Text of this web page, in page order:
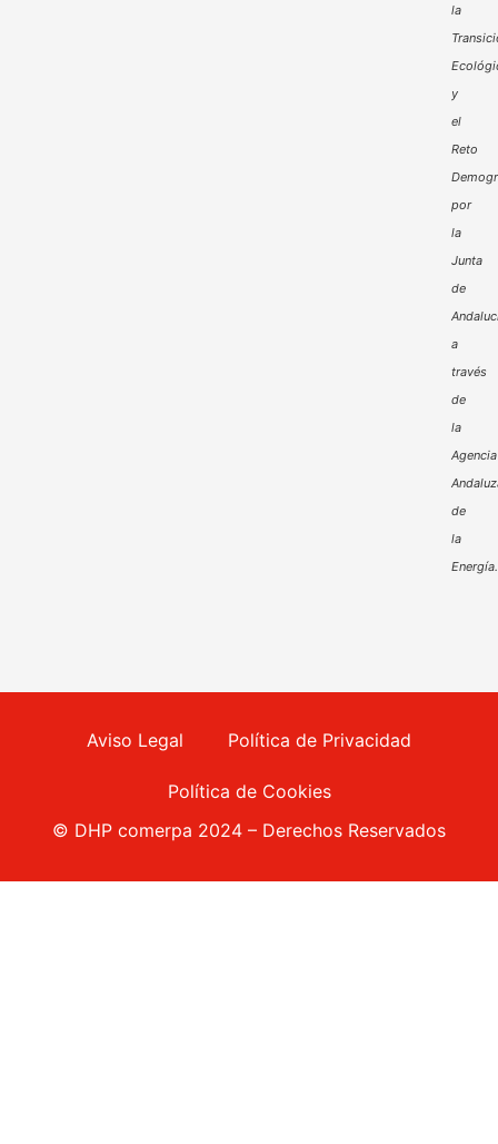
la
y
el
Reto
por
la
Junta
de
a
través
de
la
Agencia
de
la
Energía.
Aviso Legal Política de Privacidad
Política de Cookies
© DHP comerpa 2024 – Derechos Reservados